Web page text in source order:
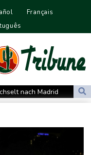
Français
nach Madrid
Berater Fauci vor
wie in Dürrejahren 2018